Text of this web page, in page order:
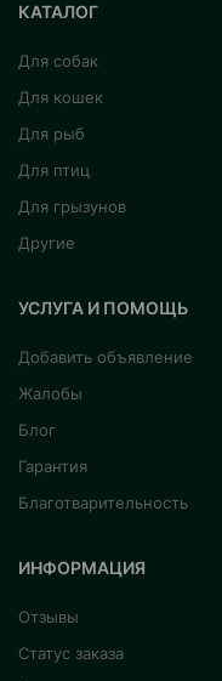
КАТАЛОГ
Для собак
Для кошек
Для рыб
Для птиц
Для грызунов
Другие
УСЛУГА И ПОМОЩЬ
Добавить объявление
Жалобы
Блог
Гарантия
Благотварительность
ИНФОРМАЦИЯ
Отзывы
Статус заказа